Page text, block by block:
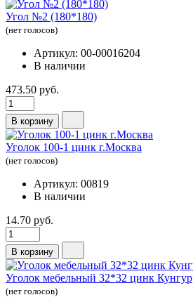
Угол №2 (180*180)
(нет голосов)
Артикул: 00-00016204
В наличии
473.50 руб.
В корзину
Уголок 100-1 цинк г.Москва
(нет голосов)
Артикул: 00819
В наличии
14.70 руб.
В корзину
Уголок мебельный 32*32 цинк Кунгур
(нет голосов)